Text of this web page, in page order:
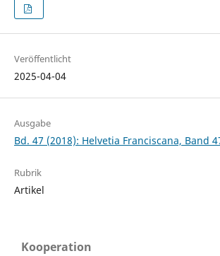
Veröffentlicht
2025-04-04
Ausgabe
Bd. 47 (2018): Helvetia Franciscana, Band
Rubrik
Artikel
Kooperation